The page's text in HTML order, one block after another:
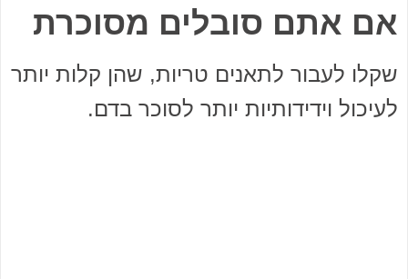
אם אתם סובלים מסוכרת
שקלו לעבור לתאנים טריות, שהן קלות יותר
לעיכול וידידותיות יותר לסוכר בדם.